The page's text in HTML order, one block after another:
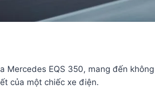
Mercedes EQS 350, mang đến
của một chiếc xe điện.